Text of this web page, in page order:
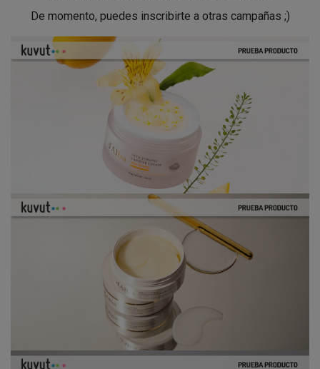
De momento, puedes inscribirte a otras campañas ;)